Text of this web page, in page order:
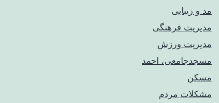
مد و زیبایی
مدیریت فرهنگی
مدیریت ورزش
مسجدجامعی، احمد
مسکن
مشکلات مردم